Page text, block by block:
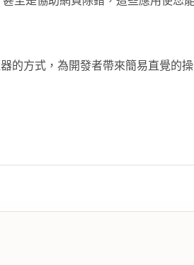
方式，為開發者帶來簡易直覺的